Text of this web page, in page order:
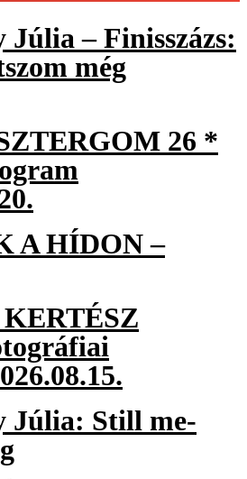
Júlia – Finisszázs:
még
26 *
A HÍDON –
Júlia: Still me-